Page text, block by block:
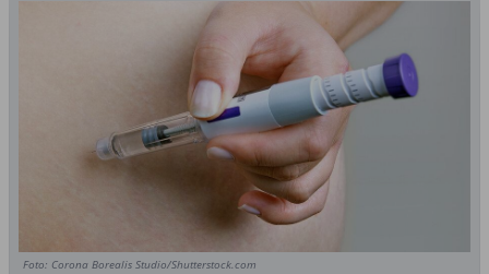
Foto: Corona Borealis Studio/Shutterstock.com